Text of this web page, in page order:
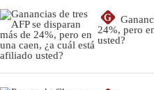
G
24%, pero
usted?